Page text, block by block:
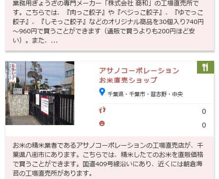
業務用ぎょうざの専門メーカー「株式会社 商和」の工場直売所で
す。こちらでは、『肉っこ餃子』や『ベジっこ餃子』、『ゆでっこ
餃子』、『しそっこ餃子』などのオリジナル商品を30個入り740円
～960円で買うことができます（通販で買うよりも200円ほど安
い）。また、...
アサノコーポレーション
お米直売ショップ
千葉県・千葉市・習志野・中央
0
0
お米の精米業者であるアサノコーポレーションの工場直売店が、千
葉県八街市にあります。こちらでは、精米したてのお米を直販価格
で買うことができます。国道409号線沿いにあり、近くには朝倉海
苔の工場直売所があります。